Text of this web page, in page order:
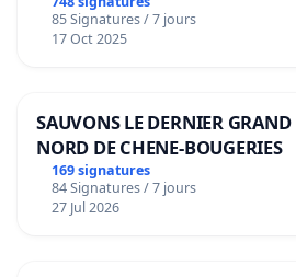
85 Signatures / 7 jours
17 Oct 2025
SAUVONS LE DERNIER GRAND
NORD DE CHENE-BOUGERIES
169 signatures
84 Signatures / 7 jours
27 Jul 2026